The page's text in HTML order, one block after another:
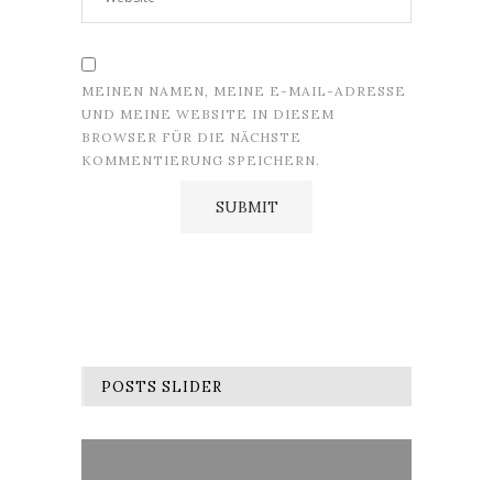
MEINEN NAMEN, MEINE E-MAIL-ADRESSE
UND MEINE WEBSITE IN DIESEM
BROWSER FÜR DIE NÄCHSTE
KOMMENTIERUNG SPEICHERN.
POSTS SLIDER